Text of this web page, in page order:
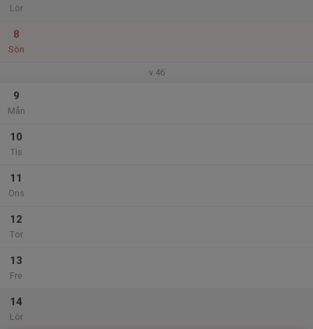
Lör
8
Sön
v.46
9
Mån
10
Tis
11
Ons
12
Tor
13
Fre
14
Lör